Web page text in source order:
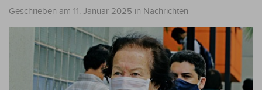
Geschrieben am 11. Januar 2025 in Nachrichten